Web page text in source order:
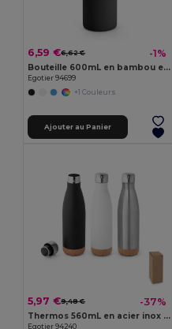
6,59 €6,62 € -1%
Bouteille 600mL en bambou et verre borosilicate
Egotier 94699
+1 Couleurs
Ajouter au Panier
5,97 €9,48 € -37%
Thermos 560mL en acier inox avec base en liège
Egotier 94240